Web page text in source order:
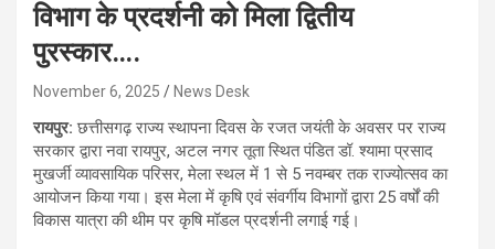
विभाग के प्रदर्शनी को मिला द्वितीय
पुरस्कार….
November 6, 2025 News Desk
रायपुर:छत्तीसगढ़ राज्य स्थापना दिवस के रजत जयंती के अवसर पर राज्य
सरकार द्वारा नवा रायपुर, अटल नगर तूता स्थित पंडित डॉ. श्यामा प्रसाद
मुखर्जी व्यावसायिक परिसर, मेला स्थल में 1 से 5 नवम्बर तक राज्योत्सव का
आयोजन किया गया। इस मेला में कृषि एवं संवर्गीय विभागों द्वारा 25 वर्षों की
विकास यात्रा की थीम पर कृषि मॉडल प्रदर्शनी लगाई गई।